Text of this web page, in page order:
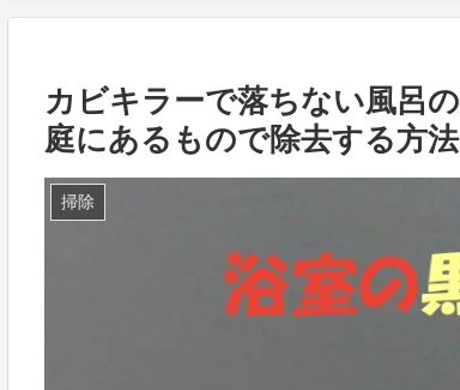
カビキラーで落ちない風呂
庭にあるもので除去する方法
掃除